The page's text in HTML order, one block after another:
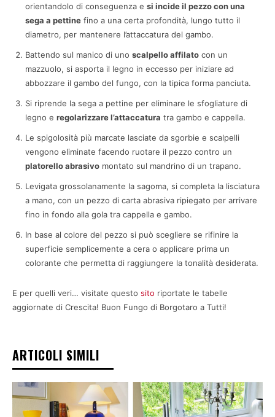
orientandolo di conseguenza e si incide il pezzo con una
sega a pettine fino a una certa profondità, lungo tutto il
diametro, per mantenere l’attaccatura del gambo.
Battendo sul manico di uno scalpello affilato con un
mazzuolo, si asporta il legno in eccesso per iniziare ad
abbozzare il gambo del fungo, con la tipica forma panciuta.
Si riprende la sega a pettine per eliminare le sfogliature di
legno e regolarizzare l’attaccatura tra gambo e cappella.
Le spigolosità più marcate lasciate da sgorbie e scalpelli
vengono eliminate facendo ruotare il pezzo contro un
platorello abrasivo montato sul mandrino di un trapano.
Levigata grossolanamente la sagoma, si completa la lisciatura
a mano, con un pezzo di carta abrasiva ripiegato per arrivare
fino in fondo alla gola tra cappella e gambo.
In base al colore del pezzo si può scegliere se rifinire la
superficie semplicemente a cera o applicare prima un
colorante che permetta di raggiungere la tonalità desiderata.
E per quelli veri… visitate questo sito riportate le tabelle
aggiornate di Crescita! Buon Fungo di Borgotaro a Tutti!
ARTICOLI SIMILI